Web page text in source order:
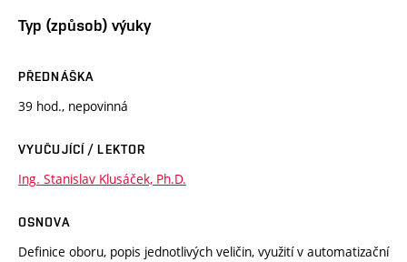
Typ (způsob) výuky
PŘEDNÁŠKA
39 hod., nepovinná
VYUČUJÍCÍ / LEKTOR
Ing. Stanislav Klusáček, Ph.D.
OSNOVA
Definice oboru, popis jednotlivých veličin, využití v automatizační